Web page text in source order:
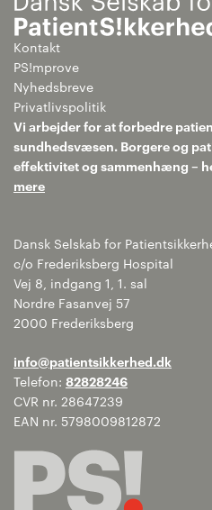
Kontakt
PS!mprove
Nyhedsbreve
Privatlivspolitik
Vi arbejder for at forbedre
sundhedsvæsen. Borgere og
effektivitet og sammenhæng –
mere
Dansk Selskab for
c/o Frederiksberg Hospital
Vej 8, indgang 1, 1. sal
Nordre Fasanvej 57
2000 Frederiksberg
info@patientsikkerhed.dk
Telefon: 82828246
CVR nr. 28647239
EAN nr. 5798009812872